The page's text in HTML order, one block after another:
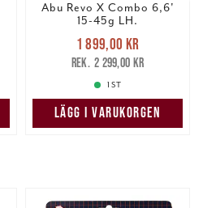
Abu Revo X Combo 6,6'
15-45g LH.
Nuvarande pris
1 899,00 krTidigare pris
2 299,00 kr
1 899,00 kr
2 299,00 kr
1 ST
LÄGG I VARUKORGEN